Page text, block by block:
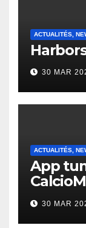
ACTUALITÉS,
30 MAR
ACTUALITÉS,
App
2026
30 MAR